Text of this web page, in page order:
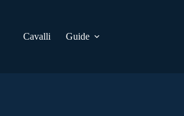
Cavalli Guide